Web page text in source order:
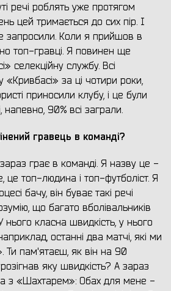
речі роблять уже протягом
цей тримається до сих пір. І
запросили. Коли я прийшов в
топ-гравці. Я повинен ще
селекційну службу. Всі
«Кривбасі» за ці чотири роки,
приносили клубу, і це були
напевно, 90% всі заграли.
гравець в команді?
грає в команді. Я назву це -
топ-людина і топ-футболіст. Я
бачу, він буває такі речі
що багато вболівальників
нього класна швидкість, у нього
останні два матчі, які ми
Ти пам'ятаєш, як він на 90
яку швидкість? А зараз
з «Шахтарем»: Обах для мене -